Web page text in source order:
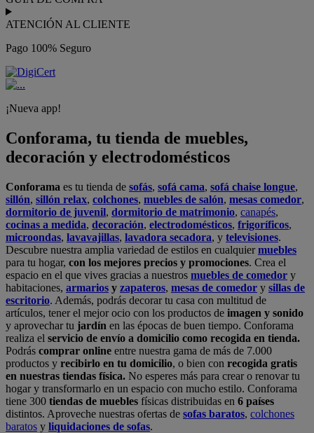
ATENCIÓN AL CLIENTE
Pago 100% Seguro
¡Nueva app!
Conforama, tu tienda de muebles,
decoración y electrodomésticos
Conforama es tu tienda de sofás, sofá cama, sofá chaise longue,
sillón, sillón relax, colchones, muebles de salón, mesas comedor,
dormitorio de juvenil, dormitorio de matrimonio, canapés,
cocinas a medida, decoración, electrodomésticos, frigoríficos,
microondas, lavavajillas, lavadora secadora, y televisiones.
Descubre nuestra amplia variedad de estilos en cualquiermuebles
para tu hogar, con los mejores precios y promociones. Crea el
espacio en el que vives gracias a nuestros muebles de comedor y
habitaciones, armarios y zapateros, mesas de comedor y sillas de
escritorio. Además, podrás decorar tu casa con multitud de
artículos, tener el mejor ocio con los productos de imagen y sonido
y aprovechar tu jardín en las épocas de buen tiempo. Conforama
realiza el servicio de envío a domicilio como recogida en tienda.
Podrás comprar online entre nuestra gama de más de 7.000
productos y recibirlo en tu domicilio, o bien con recogida gratis
en nuestras tiendas física. No esperes más para crear o renovar tu
hogar y transformarlo en un espacio con mucho estilo. Conforama
tiene 300 tiendas de muebles físicas distribuidas en 6 países
distintos. Aproveche nuestras ofertas de sofas baratos, colchones
baratos y liquidaciones de sofas.